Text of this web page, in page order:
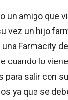
un amigo que
vez un hijo
una Farmacity
cuando lo
para salir con
ya que se